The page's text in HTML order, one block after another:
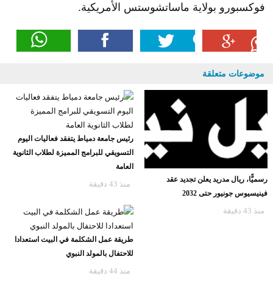
فوكسبورو بولاية ماساتشوستس الأمريكية.
موضوعات متعلقة
رسميًّا، ريال مدريد يعلن تجديد عقد
فينيسيوس جونيور حتى 2032
منذ 43 دقيقة
رئيس جامعة دمياط يتفقد فعاليات اليوم
التسويقي للبرامج المميزة لطلاب الثانوية
العامة
منذ 43 دقيقة
طريقة عمل الشكلمة في البيت استعدادا
للاحتفال بالمولد النبوي
منذ 44 دقيقة